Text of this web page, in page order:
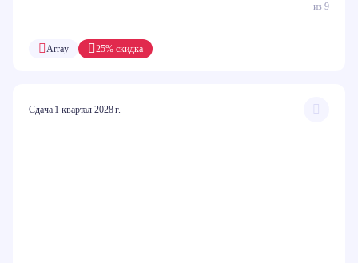
из 9
25% скидка
Array
Сдача 1 квартал 2028 г.